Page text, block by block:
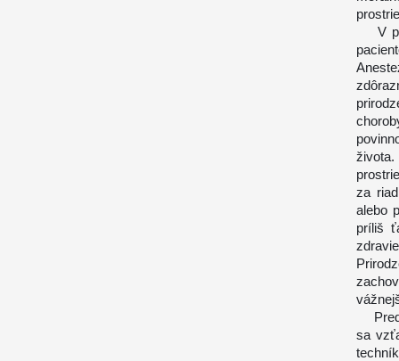
V
života.
za
alebo
príliš
sa